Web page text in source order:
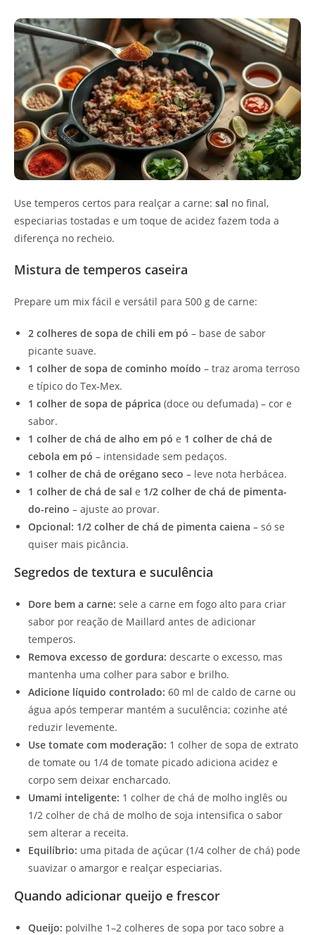
Use temperos certos para realçar a carne: sal no final,
especiarias tostadas e um toque de acidez fazem toda a
diferença no recheio.
Mistura de temperos caseira
Prepare um mix fácil e versátil para 500 g de carne:
2 colheres de sopa de chili em pó – base de sabor
picante suave.
1 colher de sopa de cominho moído – traz aroma terroso
e típico do Tex‑Mex.
1 colher de sopa de páprica (doce ou defumada) – cor e
sabor.
1 colher de chá de alho em pó e 1 colher de chá de
cebola em pó – intensidade sem pedaços.
1 colher de chá de orégano seco – leve nota herbácea.
1 colher de chá de sal e 1/2 colher de chá de pimenta-
do-reino – ajuste ao provar.
Opcional: 1/2 colher de chá de pimenta caiena – só se
quiser mais picância.
Segredos de textura e suculência
Dore bem a carne: sele a carne em fogo alto para criar
sabor por reação de Maillard antes de adicionar
temperos.
Remova excesso de gordura: descarte o excesso, mas
mantenha uma colher para sabor e brilho.
Adicione líquido controlado: 60 ml de caldo de carne ou
água após temperar mantém a suculência; cozinhe até
reduzir levemente.
Use tomate com moderação: 1 colher de sopa de extrato
de tomate ou 1/4 de tomate picado adiciona acidez e
corpo sem deixar encharcado.
Umami inteligente: 1 colher de chá de molho inglês ou
1/2 colher de chá de molho de soja intensifica o sabor
sem alterar a receita.
Equilíbrio: uma pitada de açúcar (1/4 colher de chá) pode
suavizar o amargor e realçar especiarias.
Quando adicionar queijo e frescor
Queijo: polvilhe 1–2 colheres de sopa por taco sobre a